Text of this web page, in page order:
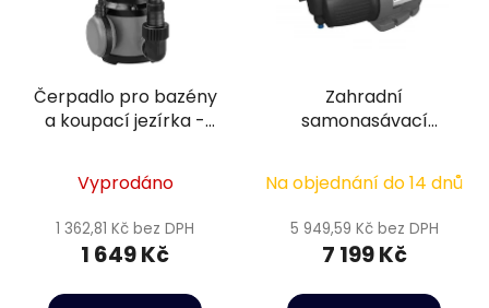
Čerpadlo pro bazény
a koupací jezírka -
Vyprodáno
1 362,81 Kč bez DPH
1 649 Kč
Zahradní
samonasávací
ProMax Garden
6000/S
Na objednání do 14 dnů
5 949,59 Kč bez DPH
7 199 Kč